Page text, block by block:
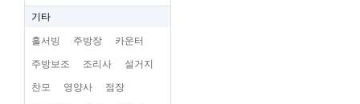
기타
홀서빙 주방장 카운터
주방보조 조리사 설거지
찬모 영양사 점장